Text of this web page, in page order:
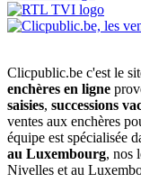
Clicpublic.be c'est le
enchères en ligne
saisies, successions
ventes aux enchères
équipe est spécialisée
au Luxembourg, nos
Nivelles et au